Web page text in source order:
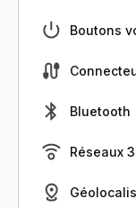
Boutons
Bluetooth
Réseaux